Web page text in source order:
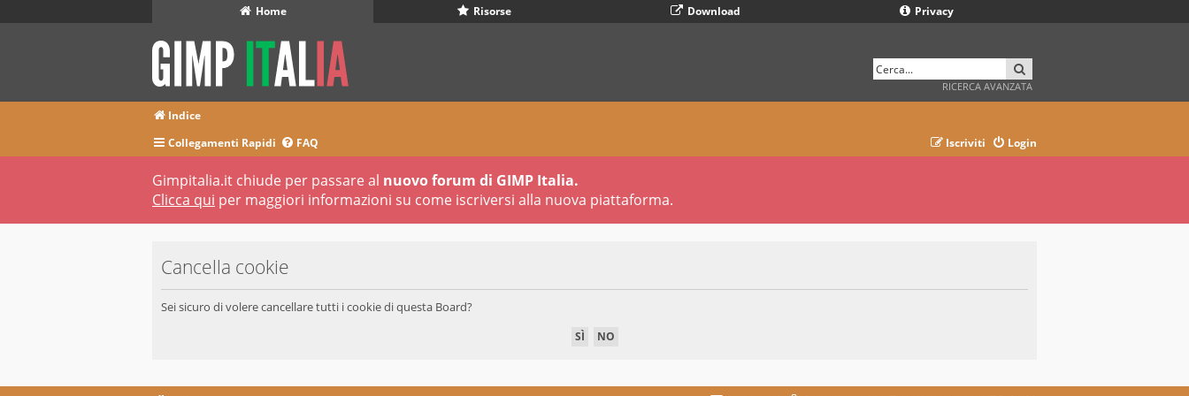
Home Risorse Download Privacy
RICERCA AVANZATA
Indice
Collegamenti Rapidi
FAQ Login
Iscriviti
Gimpitalia.it chiude per passare al nuovo forum di GIMP Italia.
Clicca qui per maggiori informazioni su come iscriversi alla nuova piattaforma.
Cancella cookie
Sei sicuro di volere cancellare tutti i cookie di questa Board?